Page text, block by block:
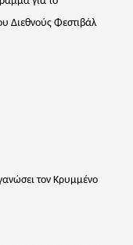
Διεθνούς Φεστιβάλ
τον Κρυμμένο